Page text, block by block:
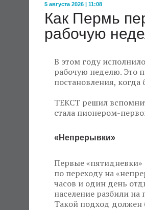
5 августа 2026 | 11:08
Как Пермь
рабочую
В этом году
рабочую неделю. Это
постановления,
ТЕКСТ решил
стала пионером-
«Непрерывки»
Первые «пятидневки»
по переходу на
часов и один день
население разбили
Такой подход должен